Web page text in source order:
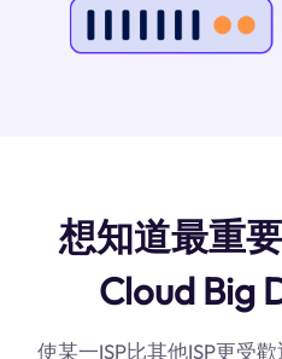
想知道最重
Cloud Big
使某一ISP比其他ISP更受